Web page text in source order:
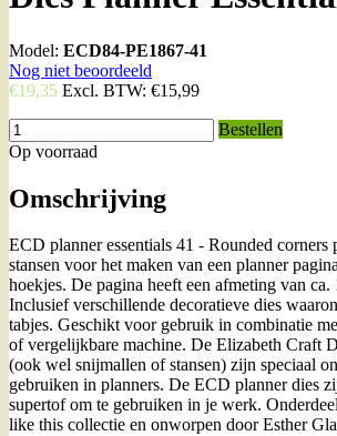
Model: ECD84-PE1867-41
Nog niet beoordeeld
€19,35 Excl. BTW: €15,99
Bestellen
Op voorraad
Omschrijving
ECD planner essentials 41 - Rounded corners
stansen voor het maken van een planner
hoekjes. De pagina heeft een afmeting van ca.
Inclusief verschillende decoratieve dies
tabjes. Geschikt voor gebruik in combinatie
of vergelijkbare machine. De Elizabeth Craft
(ook wel snijmallen of stansen) zijn speciaal
gebruiken in planners. De ECD planner dies
supertof om te gebruiken in je werk.
like this collectie en onworpen door Esther